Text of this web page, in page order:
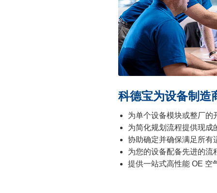
科德宝为设备制造
为单个设备模块或整厂的
为简化规划流程提供现成
协助确定并确保满足所有
为您的设备配备先进的流
提供一站式高性能 OE 空